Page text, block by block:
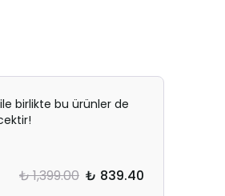
birlikte bu ürünler de
₺ 1,399.00 ₺ 839.40